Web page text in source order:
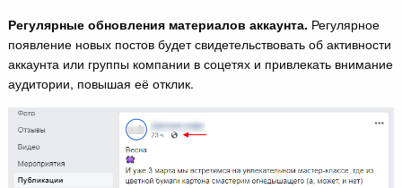
Регулярные обновления материалов аккаунта. Регулярное
появление новых постов будет свидетельствовать об активности
аккаунта или группы компании в соцетях и привлекать внимание
аудитории, повышая её отклик.